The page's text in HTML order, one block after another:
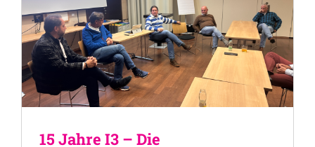
15 Jahre I3 – Die